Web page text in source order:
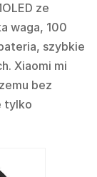
ze
waga, 100
szybkie
Xiaomi mi
bez
tylko